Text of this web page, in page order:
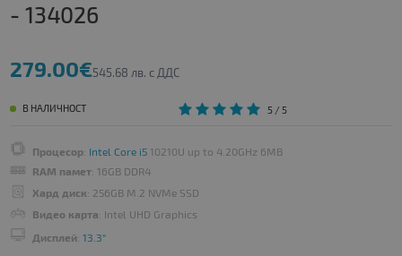
- 134026
279.00€545.68 лв. с ДДС
В НАЛИЧНОСТ 5/ 5
Процесор: Intel Core i510210U up to 4.20GHz 6MB
RAM памет: 16GB DDR4
Хард диск: 256GB M.2 NVMe SSD
Видео карта: Intel UHD Graphics
Дисплей: 13.3"